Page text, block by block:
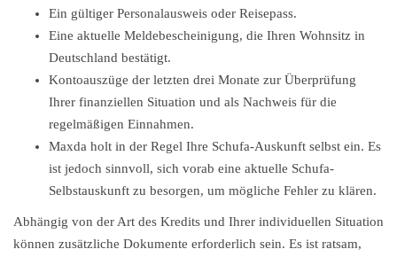
Ein gültiger Personalausweis oder Reisepass.
Eine aktuelle Meldebescheinigung, die Ihren Wohnsitz in
Deutschland bestätigt.
Kontoauszüge der letzten drei Monate zur Überprüfung
Ihrer finanziellen Situation und als Nachweis für die
regelmäßigen Einnahmen.
Maxda holt in der Regel Ihre Schufa-Auskunft selbst ein. Es
ist jedoch sinnvoll, sich vorab eine aktuelle Schufa-
Selbstauskunft zu besorgen, um mögliche Fehler zu klären.
Abhängig von der Art des Kredits und Ihrer individuellen Situation
können zusätzliche Dokumente erforderlich sein. Es ist ratsam,